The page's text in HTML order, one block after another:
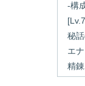
-構
秘
エ
精